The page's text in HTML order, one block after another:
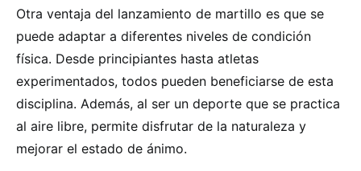
Otra ventaja del lanzamiento de martillo es que se
puede adaptar a diferentes niveles de condición
física. Desde principiantes hasta atletas
experimentados, todos pueden beneficiarse de esta
disciplina. Además, al ser un deporte que se practica
al aire libre, permite disfrutar de la naturaleza y
mejorar el estado de ánimo.